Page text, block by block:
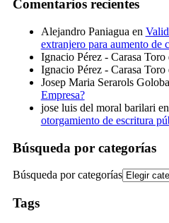
Comentarios recientes
Alejandro Paniagua en
extranjero para aumento de
Ignacio Pérez - Carasa Toro
Ignacio Pérez - Carasa Toro
Josep Maria Serarols
Empresa?
jose luis del moral barilari en
otorgamiento de escritura
Búsqueda por categorías
Búsqueda por categorías
Tags